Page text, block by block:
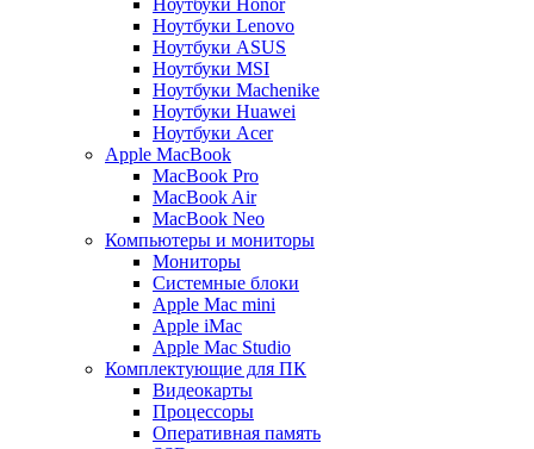
Ноутбуки Honor
Ноутбуки Lenovo
Ноутбуки ASUS
Ноутбуки MSI
Ноутбуки Machenike
Ноутбуки Huawei
Ноутбуки Acer
Apple MacBook
MacBook Pro
MacBook Air
MacBook Neo
Компьютеры и мониторы
Мониторы
Системные блоки
Apple Mac mini
Apple iMac
Apple Mac Studio
Комплектующие для ПК
Видеокарты
Процессоры
Оперативная память